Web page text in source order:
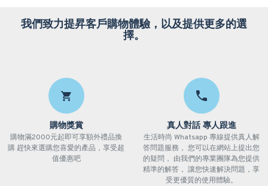
我們致力提昇客戶購物體驗，以及提供更多的選
擇。
購物獎賞
購物滿2000元起即可享額外禮品換
購 趕快來選購您喜愛的產品，享受超
值優惠吧
真人對話 專人跟進
生活時尚 Whatsapp 專線提供真人解
答問題服務， 您可以在網站上提出您
的疑問， 由我們的專業團隊為您提供
精準的解答， 讓您快速解決問題，享
受更優質的使用體驗。